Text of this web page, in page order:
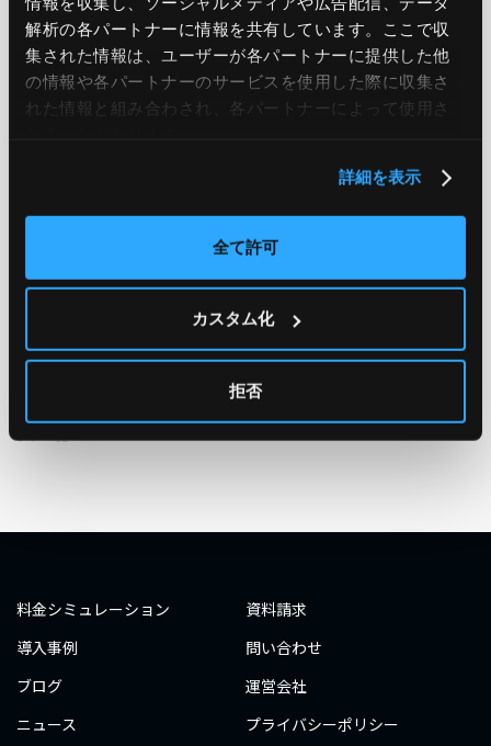
解析の各パートナーに情報を共有しています。ここで収
集された情報は、ユーザーが各パートナーに提供した他
の情報や各パートナーのサービスを使用した際に収集さ
れた情報と組み合わされ、各パートナーによって使用さ
詳細を表示
全て許可
カスタム化
拒否
CATEGORY
#AWS re:Invent 2019
#○○してみた
#自動化 #エンジニア
#エンジニア
タグ一覧へ
料金シミュレーション
導入事例
ブログ
ニュース
資料請求
問い合わせ
運営会社
プライバシーポリシー